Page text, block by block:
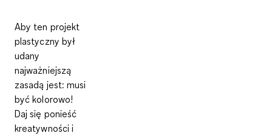
Aby ten projekt
plastyczny był
udany
najważniejszą
zasadą jest: musi
być kolorowo!
Daj się ponieść
kreatywności i